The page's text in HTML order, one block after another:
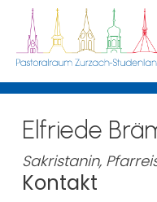
Elfriede
Sakristanin,
Kontakt